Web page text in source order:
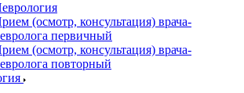
(осмотр, консультация) врача-
первичный
(осмотр, консультация) врача-
повторный